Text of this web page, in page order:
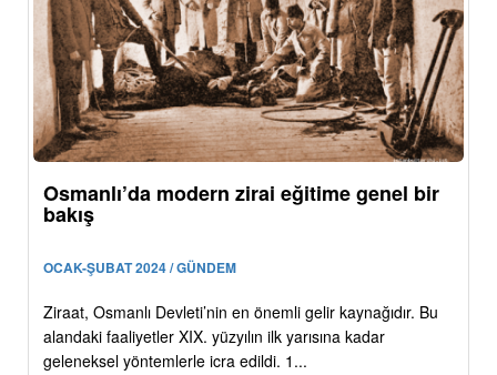
Osmanlı’da modern zirai eğitime genel bir
bakış
OCAK-ŞUBAT 2024 / GÜNDEM
Ziraat, Osmanlı Devleti’nin en önemli gelir kaynağıdır. Bu
alandaki faaliyetler XIX. yüzyılın ilk yarısına kadar
geleneksel yöntemlerle icra edildi. 1...